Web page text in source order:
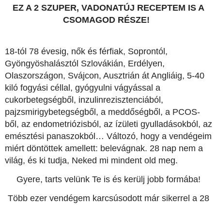
EZ A 2 SZUPER, VADONATÚJ RECEPTEM IS A
CSOMAGOD RÉSZE!
18-tól 78 évesig, nők és férfiak, Soprontól,
Gyöngyöshalásztól Szlovákián, Erdélyen,
Olaszországon, Svájcon, Ausztrián át Angliáig, 5-40
kiló fogyási céllal, gyógyulni vágyással a
cukorbetegségből, inzulinrezisztenciából,
pajzsmirigybetegségből, a meddőségből, a PCOS-
ből, az endometriózisból, az ízületi gyulladásokból, az
emésztési panaszokból… Változó, hogy a vendégeim
miért döntöttek amellett: belevágnak. 28 nap nem a
világ, és ki tudja, Neked mi mindent old meg.
Gyere, tarts velünk Te is és kerülj jobb formába!
Több ezer vendégem karcsúsodott már sikerrel a 28